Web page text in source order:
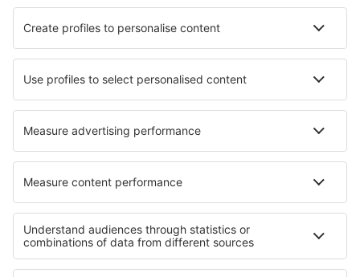
Hotels in Sornàs Hotels in Præsto Hotels in Zauchwitz
Hotels in Saint Arnaud Hotels in Saint-Agrève
Hotels in Upper Austria Hotels in Wildschönau
Hotels in Montafon Hotels in New York
Hotels in Lothringen Hotels in Cajón del Maipo